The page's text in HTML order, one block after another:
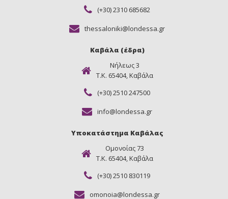
(+30) 2310 685682
thessaloniki@londessa.gr
Καβάλα (έδρα)
Νήλεως 3
Τ.Κ. 65404, Καβάλα
(+30) 2510 247500
info@londessa.gr
Υποκατάστημα Καβάλας
Ομονοίας 73
Τ.Κ. 65404, Καβάλα
(+30) 2510 830119
omonoia@londessa.gr